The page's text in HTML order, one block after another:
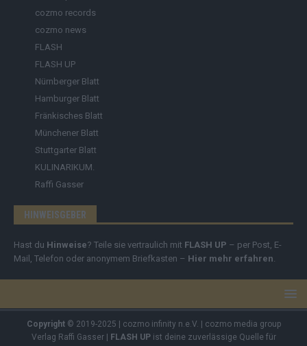
cozmo records
cozmo news
FLASH
FLASH UP
Nürnberger Blatt
Hamburger Blatt
Fränkisches Blatt
Münchener Blatt
Stuttgarter Blatt
KULINARIKUM.
Raffi Gasser
HINWEISGEBER
Hast du Hinweise? Teile sie vertraulich mit FLASH UP – per Post, E-
Mail, Telefon oder anonymem Briefkasten – Hier mehr erfahren
Copyright© 2019-2025 | cozmo infinity n.e.V. | cozmo media group
Verlag Raffi Gasser | FLASH UPist deine zuverlässige Quelle für